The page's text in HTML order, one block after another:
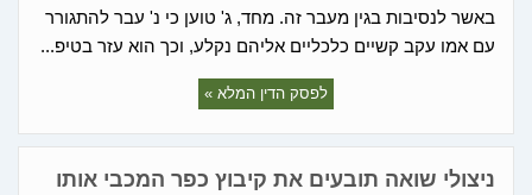
באשר לנסיבות בגין מעבר זה. מחד, ג' טוען כי נ' עבר להתגורר
עם אמו עקב קשיים כלכליים אליהם נקלע, וכך הוא עזר בטיפ...
לפסק הדין המלא »
ניצולי שואה תובעים את קיבוץ כפר המכבי אותו